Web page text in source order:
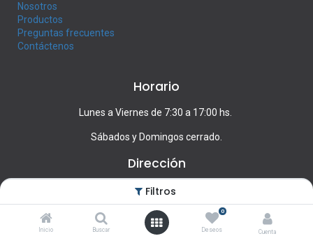
Filtros
Inicio Buscar
0
Deseos Cuenta
Nosotros
Productos
Preguntas frecuentes
Contáctenos
Horario
Lunes a Viernes de 7:30 a 17:00 hs.
Sábados y Domingos cerrado.
Dirección
Francisco Llambí 1439, Montevideo
Contacte con nosotros